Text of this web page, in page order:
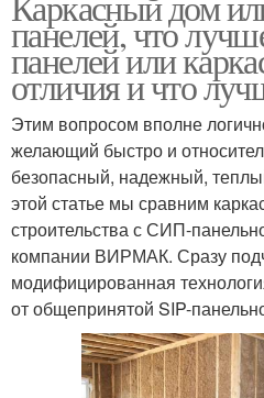
панелей, что
панелей или
отличия и что
Этим вопросом вполне
желающий быстро и
безопасный, надежный,
этой статье мы сравним
строительства с СИП-
компании ВИРМАК. Сразу
модифицированная
от общепринятой SIP-